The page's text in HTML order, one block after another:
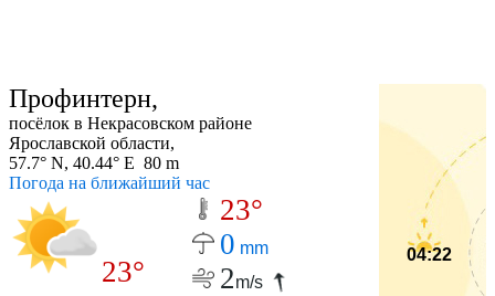
Профинтерн,
посёлок в Некрасовском районе
Ярославской области,
57.7° N, 40.44° E 80 m
Погода на ближайший час
23°
23°
0 mm
2m/s
04:22